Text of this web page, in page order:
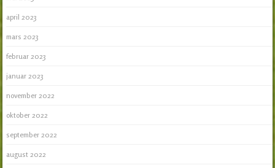
april 2023
mars 2023
februar 2023
januar 2023
november 2022
oktober 2022
september 2022
august 2022